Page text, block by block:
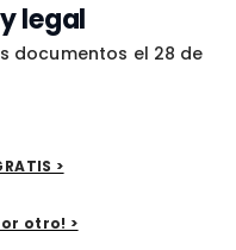
legal
documentos el 28 de
>
otro! >